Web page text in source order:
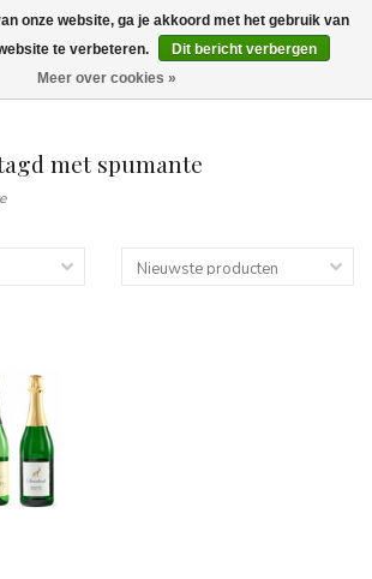
tot aan uw deur. Afhalen is mogelijk.
met spumante
onze website, ga je akkoord met het gebruik van
te verbeteren.
Dit bericht verbergen
Meer over cookies »